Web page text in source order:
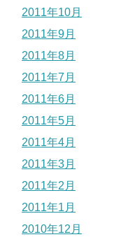
2011年10月
2011年9月
2011年8月
2011年7月
2011年6月
2011年5月
2011年4月
2011年3月
2011年2月
2011年1月
2010年12月